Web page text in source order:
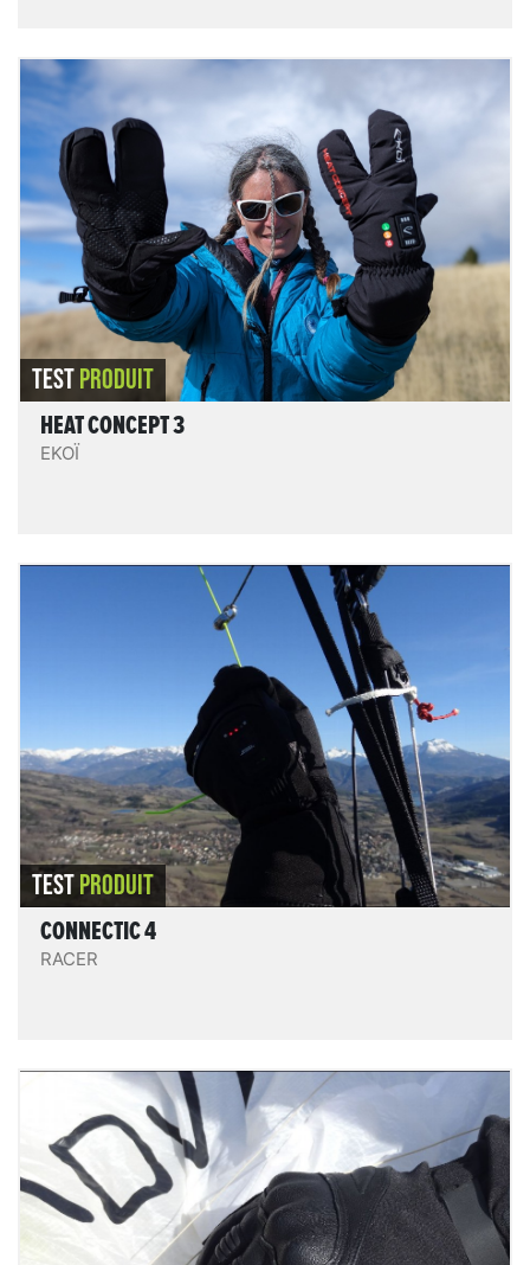
Heat Concept 3
Des gants alliant confort, souplesse, praticité et
maniabilité (système 3 doigts en
pouce/2doigts/2doigts), correctement isolants et
protecteurs, avec un système chauffant homogène,
qui chauffe puissamment - et qui “consomme” donc
de la batterie : il faudra ainsi l’utiliser intelligemment
et en gérant la puissance parmi les 3 niveaux de
puissance.
LIRE LE TEST
TESTPRODUIT
HEAT CONCEPT 3
EKOÏ
Connectic 4
Les Connectic 4 sont confortables - le contact du
tissu polaire intérieur est doux et agréable -,
pratiques et bien accessoirisés, et offrent une bonne
protection même chauffage éteint. Le chauffage est
homogène, de puissance modérée réglable sur 3
niveaux + un mode boost à utiliser très
ponctuellement, l’
autonomie très bonne.
LIRE LE TEST
TESTPRODUIT
CONNECTIC 4
RACER
Heat 4